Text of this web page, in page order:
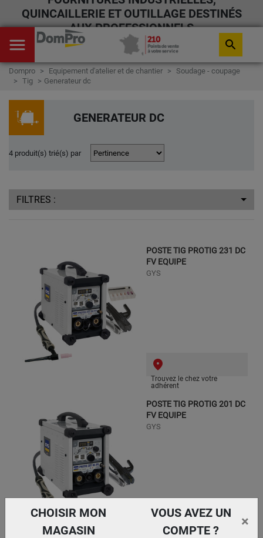
QUINCAILLERIE ET OUTILLAGE DESTINÉS
AUX PROFESSIONNELS
menu search
Dompro Equipement d'atelier et de chantier
Soudage - coupage
Tig
Generateur dc
GENERATEUR DC
4 produit(s) trié(s) par
FILTRES :
POSTE TIG PROTIG 231 DC
FV EQUIPE
GYS
Trouvez le chez votre
adhérent
POSTE TIG PROTIG 201 DC
FV EQUIPE
GYS
Trouvez le chez votre
CHOISIR MON
MAGASIN
VOUS AVEZ UN
COMPTE ?
×